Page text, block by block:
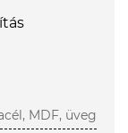
MDF, üveg